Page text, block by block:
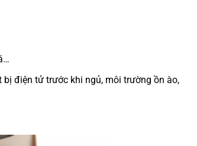
điện tử trước khi ngủ, môi trường ồn ào,